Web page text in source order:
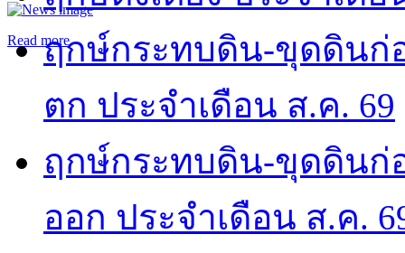
Read moreฤกษ์กระทบดิน-ขุดดินก่
ตก ประจำเดือน ส.ค. 69
ฤกษ์กระทบดิน-ขุดดินก่
ออก ประจำเดือน ส.ค.